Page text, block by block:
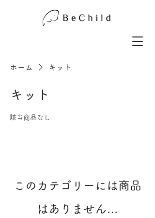
ホーム キット
キット
該当商品なし
このカテゴリーには商品
はありません…